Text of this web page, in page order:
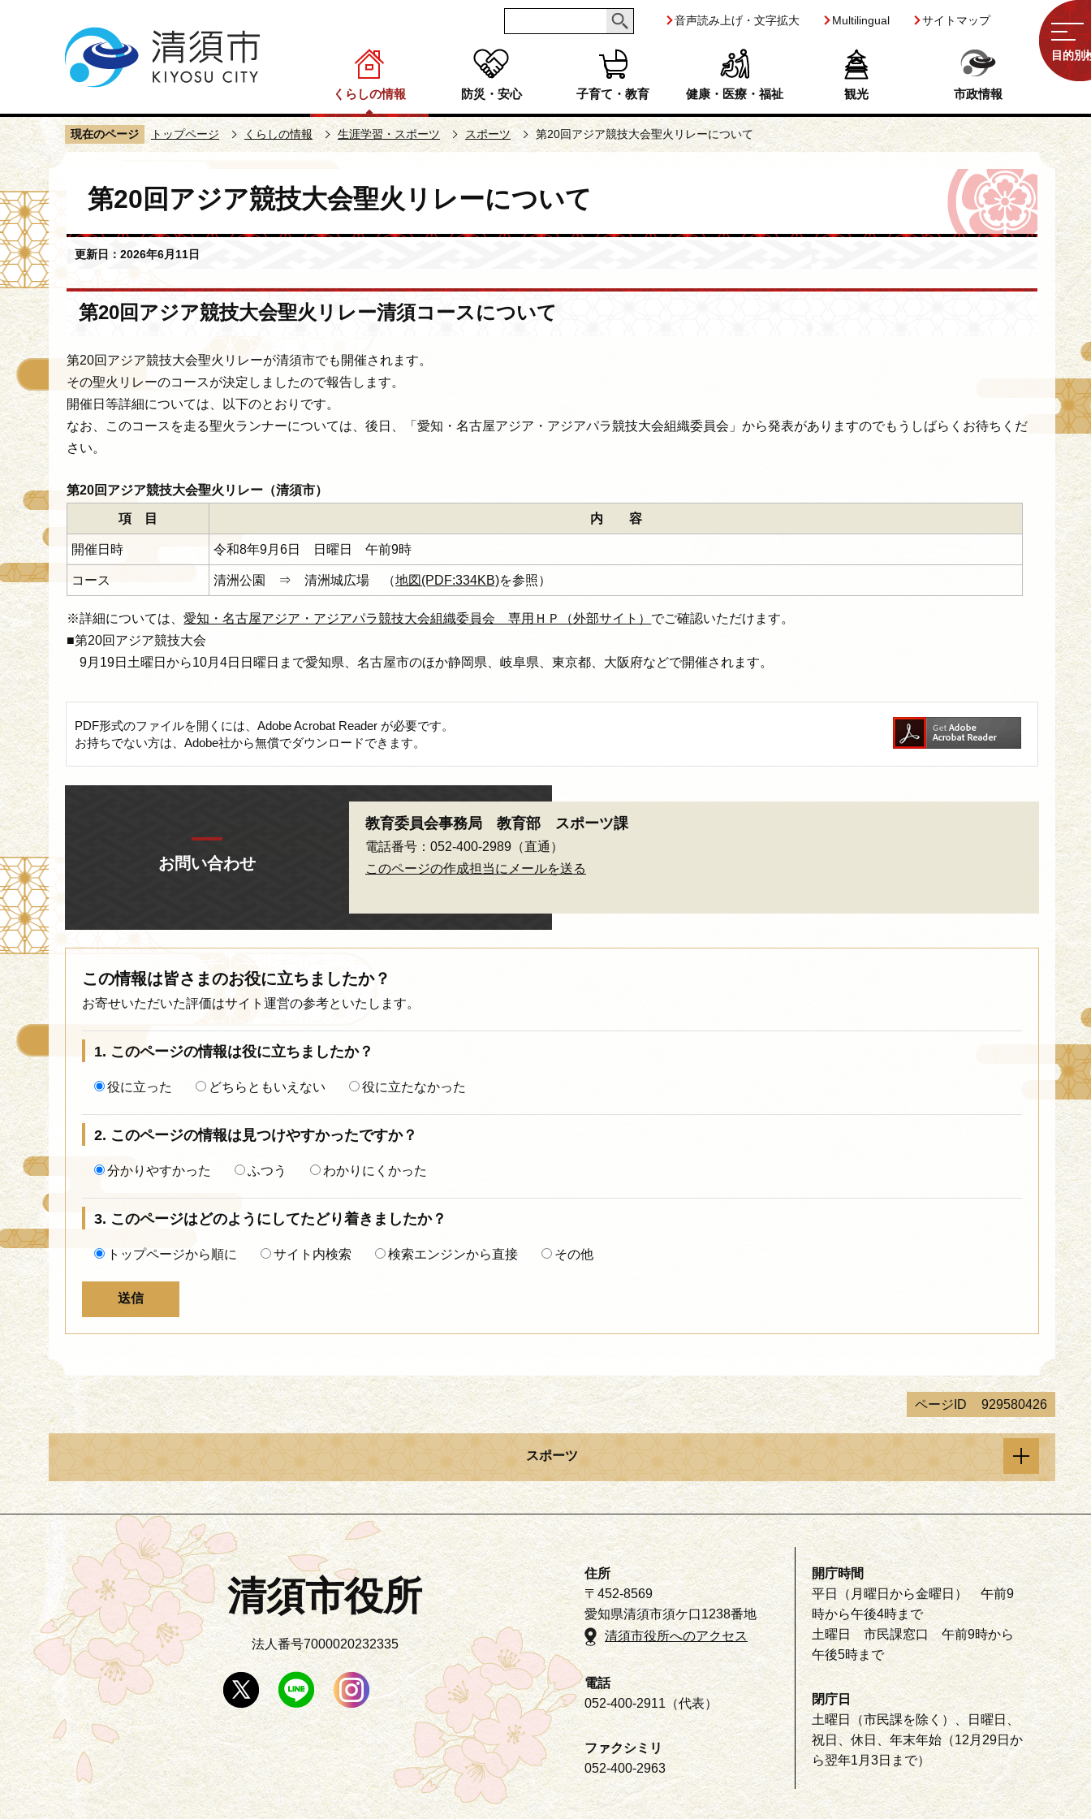
の
先
頭
で
す
音声読み上げ・文字拡大 Multilingual サイトマップ
くらしの情報 防災・安心 子育て・教育 健康・医療・福祉 観光 市政情報
目的別
現在のページ トップページ くらしの情報 生涯学習・スポーツ スポーツ 第20回アジア競技大会聖火リレーについて
第20回アジア競技大会聖火リレーについて
更新日：2026年6月11日
第20回アジア競技大会聖火リレー清須コースについて
第20回アジア競技大会聖火リレーが清須市でも開催されます。
その聖火リレーのコースが決定しましたので報告します。
開催日等詳細については、以下のとおりです。
なお、このコースを走る聖火ランナーについては、後日、「愛知・名古屋アジア・アジアパラ競技大会組織委員会」から発表がありますのでもうしばらくお待ちくだ
さい。
第20回アジア競技大会聖火リレー（清須市）
項 目 内 容
開催日時 令和8年9月6日 日曜日 午前9時
コース 清洲公園 ⇒ 清洲城広場 （地図(PDF:334KB)を参照）
※詳細については、愛知・名古屋アジア・アジアパラ競技大会組織委員会 専用ＨＰ（外部サイト） でご確認いただけます。
■第20回アジア競技大会
9月19日土曜日から10月4日日曜日まで愛知県、名古屋市のほか静岡県、岐阜県、東京都、大阪府などで開催されます。
PDF形式のファイルを開くには、Adobe Acrobat Reader が必要です。
お持ちでない方は、Adobe社から無償でダウンロードできます。
お問い合わせ
教育委員会事務局 教育部 スポーツ課
電話番号：052-400-2989（直通）
このページの作成担当にメールを送る
この情報は皆さまのお役に立ちましたか？
お寄せいただいた評価はサイト運営の参考といたします。
1. このページの情報は役に立ちましたか？
役に立った どちらともいえない 役に立たなかった
2. このページの情報は見つけやすかったですか？
分かりやすかった ふつう わかりにくかった
3. このページはどのようにしてたどり着きましたか？
トップページから順に サイト内検索 検索エンジンから直接 その他
ページID 929580426
スポーツ
清須市役所
法人番号7000020232335
住所
〒452-8569
愛知県清須市須ケ口1238番地
清須市役所へのアクセス
電話
052-400-2911（代表）
ファクシミリ
052-400-2963
開庁時間
平日（月曜日から金曜日） 午前9
時から午後4時まで
土曜日 市民課窓口 午前9時から
午後5時まで
閉庁日
土曜日（市民課を除く）、日曜日、
祝日、休日、年末年始（12月29日か
ら翌年1月3日まで）